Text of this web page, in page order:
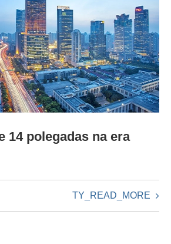
14 polegadas na era
TY_READ_MORE